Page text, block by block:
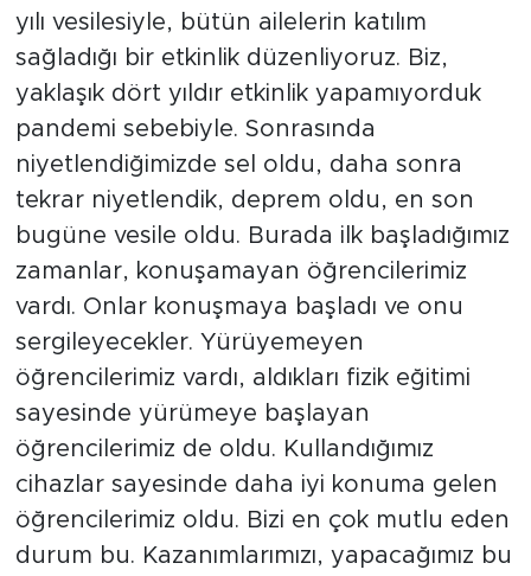
yılı vesilesiyle, bütün ailelerin katılım
sağladığı bir etkinlik düzenliyoruz. Biz,
yaklaşık dört yıldır etkinlik yapamıyorduk
pandemi sebebiyle. Sonrasında
niyetlendiğimizde sel oldu, daha sonra
tekrar niyetlendik, deprem oldu, en son
bugüne vesile oldu. Burada ilk başladığımız
zamanlar, konuşamayan öğrencilerimiz
vardı. Onlar konuşmaya başladı ve onu
sergileyecekler. Yürüyemeyen
öğrencilerimiz vardı, aldıkları fizik eğitimi
sayesinde yürümeye başlayan
öğrencilerimiz de oldu. Kullandığımız
cihazlar sayesinde daha iyi konuma gelen
öğrencilerimiz oldu. Bizi en çok mutlu eden
durum bu. Kazanımlarımızı, yapacağımız bu